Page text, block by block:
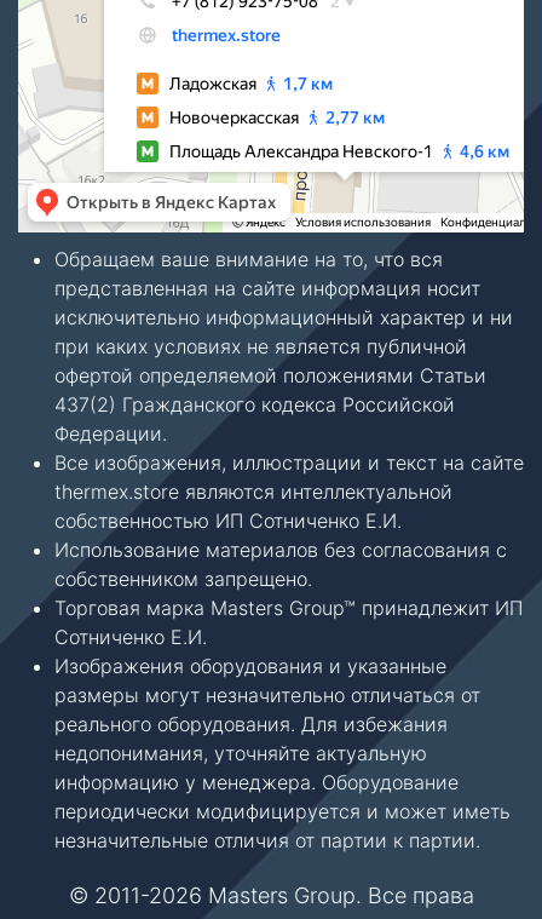
Обращаем ваше внимание на то, что вся
представленная на сайте информация носит
исключительно информационный характер и ни
при каких условиях не является публичной
офертой определяемой положениями Статьи
437(2) Гражданского кодекса Российской
Федерации.
Все изображения, иллюстрации и текст на сайте
thermex.store являются интеллектуальной
собственностью ИП Сотниченко Е.И.
Использование материалов без согласования с
собственником запрещено.
Торговая марка Masters Group™ принадлежит ИП
Сотниченко Е.И.
Изображения оборудования и указанные
размеры могут незначительно отличаться от
реального оборудования. Для избежания
недопонимания, уточняйте актуальную
информацию у менеджера. Оборудование
периодически модифицируется и может иметь
незначительные отличия от партии к партии.
© 2011-2026 Masters Group. Все права